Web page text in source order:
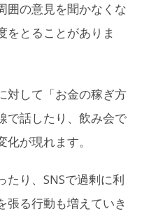
囲の意見を聞かなくな
をとることがありま
対して「お金の稼ぎ方
で話したり、飲み会で
が現れます。
たり、SNSで過剰に利
張る行動も増えていき